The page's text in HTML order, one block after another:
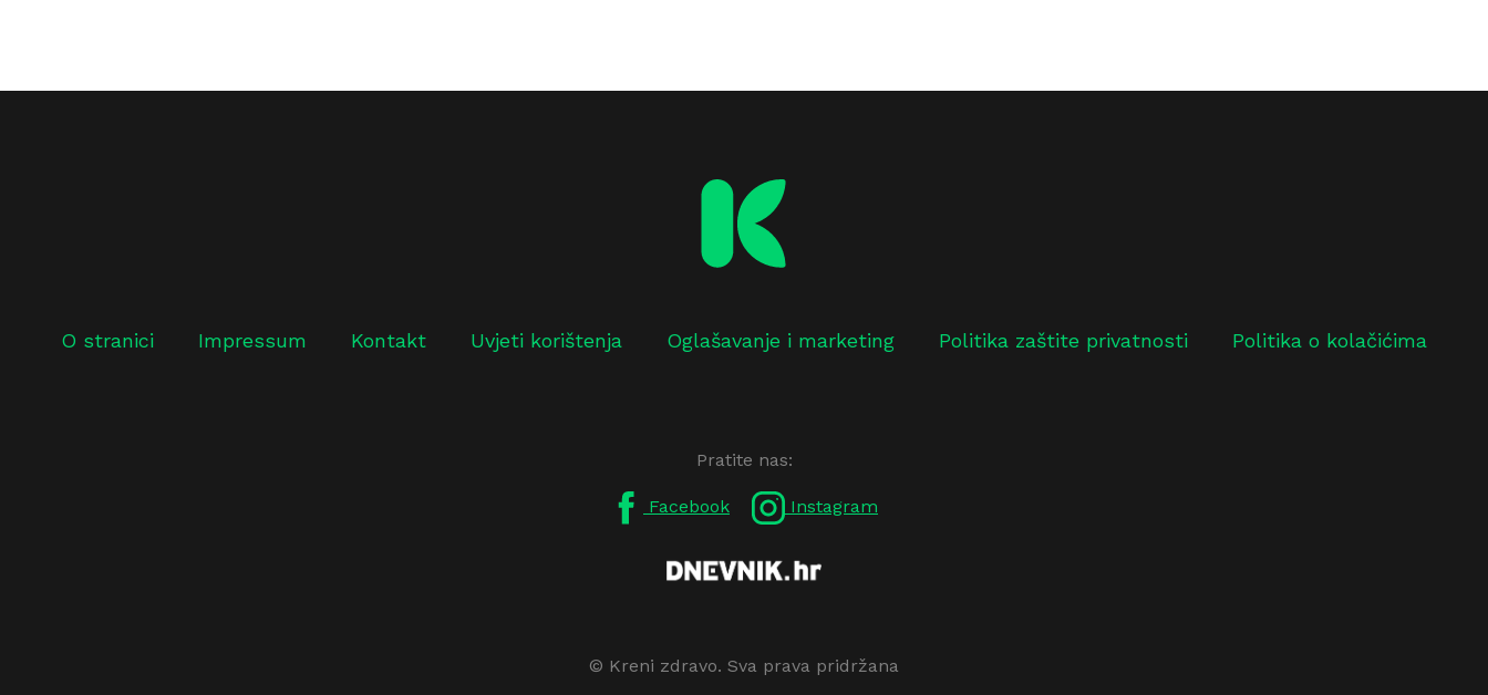
O stranici Impressum Kontakt Uvjeti korištenja Oglašavanje i marketing Politika zaštite privatnosti Politika o kolačićima
Pratite nas:
Facebook Instagram
© Kreni zdravo. Sva prava pridržana